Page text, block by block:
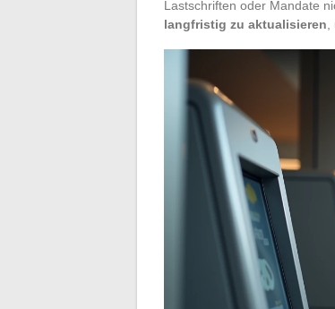
Lastschriften oder Mandate
langfristig zu aktualisieren